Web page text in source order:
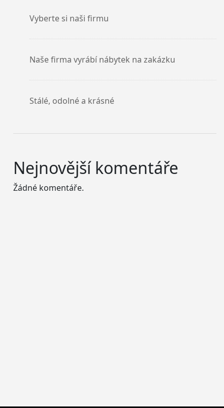
Vyberte si naši firmu
Naše firma vyrábí nábytek na zakázku
Stálé, odolné a krásné
Nejnovější komentáře
Žádné komentáře.